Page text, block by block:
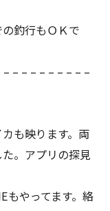
釣行もＯＫで
– – – – – – – – –
も映ります。両
。アプリの探見
もやってます。絡